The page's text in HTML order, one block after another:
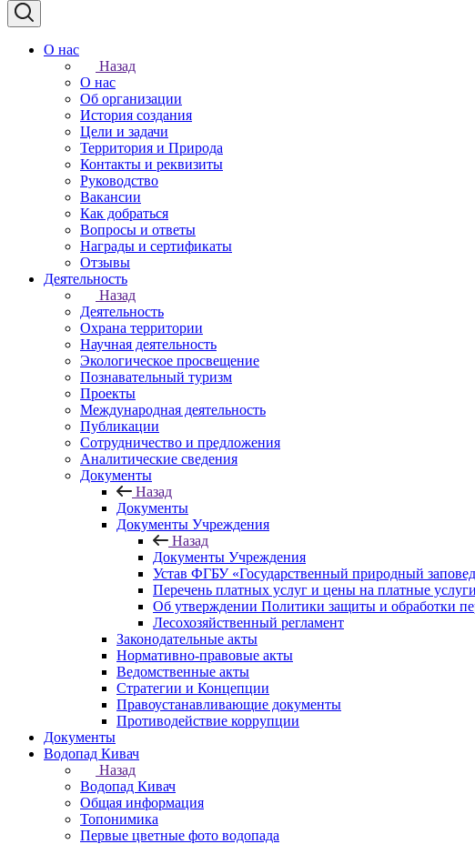
О нас
Назад
О нас
Об организации
История создания
Цели и задачи
Территория и Природа
Контакты и реквизиты
Руководство
Вакансии
Как добраться
Вопросы и ответы
Награды и сертификаты
Отзывы
Деятельность
Назад
Деятельность
Охрана территории
Научная деятельность
Экологическое просвещение
Познавательный туризм
Проекты
Международная деятельность
Публикации
Сотрудничество и предложения
Аналитические сведения
Документы
Назад
Документы
Документы Учреждения
Назад
Документы Учреждения
Устав ФГБУ «Государственный природный
Перечень платных услуг и цены на платные услуги
Об утверждении Политики защиты и обработки
Лесохозяйственный регламент
Законодательные акты
Нормативно-правовые акты
Ведомственные акты
Стратегии и Концепции
Правоустанавливающие документы
Противодействие коррупции
Документы
Водопад Кивач
Назад
Водопад Кивач
Общая информация
Топонимика
Первые цветные фото водопада